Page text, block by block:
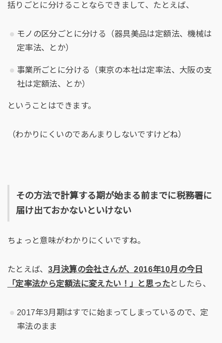
括りごとに分けることならできまして、たとえば、
モノの区分ごとに分ける（器具美品は定額法、機械は
定率法、とか）
事業所ごとに分ける（東京の本社は定率法、大阪の支
社は定額法、とか）
ということはできます。
（わかりにくいのであんまりしないですけどね）
その方法で計算する期が始まる前までに税務署に
届け出ておかないといけない
ちょっと意味がわかりにくいですね。
たとえば、 3月決算の会社さんが、2016年10月の今日
「定率法から定額法に変えたい！」と思ったとしたら、
2017年3月期はすでに始まってしまっているので、定
率法のまま